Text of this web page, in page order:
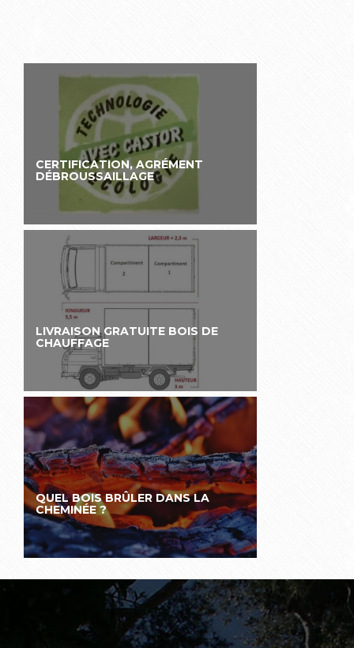
CERTIFICATION, AGRÉMENT
DÉBROUSSAILLAGE
LIVRAISON GRATUITE BOIS DE
CHAUFFAGE
QUEL BOIS BRÛLER DANS LA
CHEMINÉE ?